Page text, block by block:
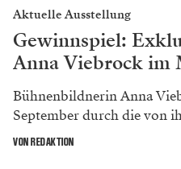
Aktuelle Ausstellung
Gewinnspiel:
Anna Viebrock im
Bühnenbildnerin Anna
September durch die von
VON REDAKTION